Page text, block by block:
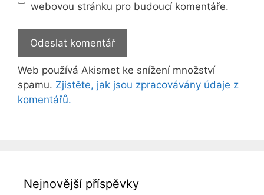
webovou stránku pro budoucí komentáře.
Web používá Akismet ke snížení množství
spamu. Zjistěte, jak jsou zpracovávány údaje z
komentářů.
Nejnovější příspěvky